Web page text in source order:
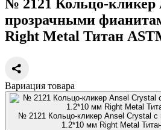
№ 2121 Кольцо-кликер
прозрачными
Right Metal Титан
Вариация товара
№ 2121 Кольцо-кликер Ansel Crystal
1.2*10 мм Right Metal